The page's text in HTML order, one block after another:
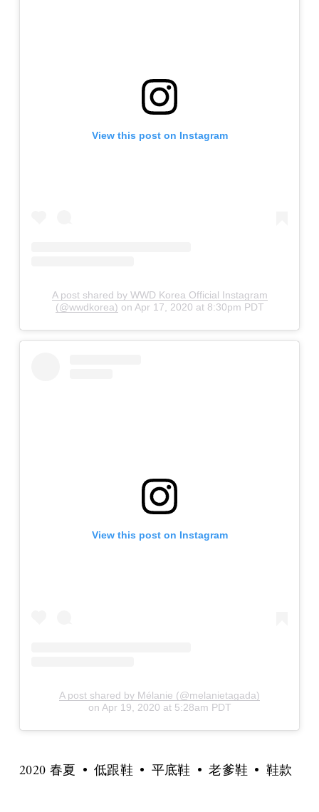
View this post on Instagram
A post shared by WWD Korea Official Instagram
(@wwdkorea) on Apr 17, 2020 at 8:30pm PDT
View this post on Instagram
A post shared by Mélanie (@melanietagada)
on Apr 19, 2020 at 5:28am PDT
2020 春夏 低跟鞋 平底鞋 老爹鞋 鞋款